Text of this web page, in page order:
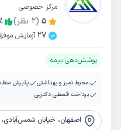
مرکز خصوصی
5
(
2 نظر) ٪
27 آزمایش
پوشش‌دهی بیمه
محیط تمیز و بهداشتی پذیرش
پرداخت قسطی دکترپی